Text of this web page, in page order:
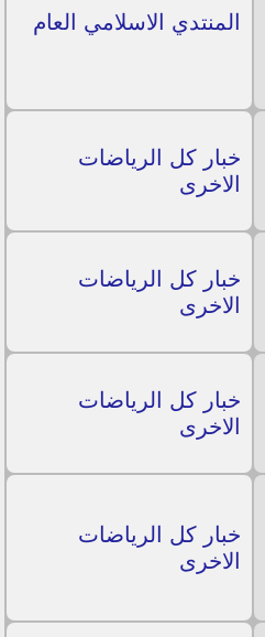
المنتدي الاسلامي العام
خبار كل الرياضات
الاخرى
خبار كل الرياضات
الاخرى
خبار كل الرياضات
الاخرى
خبار كل الرياضات
الاخرى